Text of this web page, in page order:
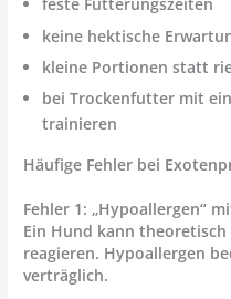
keine hektische
kleine Portionen statt
bei Trockenfutter mit
trainieren
Häufige Fehler bei
Fehler 1: „Hypoallergen“
Ein Hund kann
reagieren. Hypoallergen
verträglich.